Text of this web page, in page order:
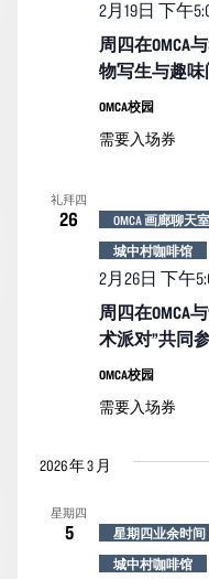
周四在OMCA
物写生与趣味
2月19日 下午
OMCA校园
需要入场券
礼拜四
26
周四在OMCA
术派对”共同
2月26日 下午
OMCA 画廊聊天室
城中村咖啡馆
OMCA校园
需要入场券
2026 年 3 月
星期四
5 星期四业余时间
城中村咖啡馆